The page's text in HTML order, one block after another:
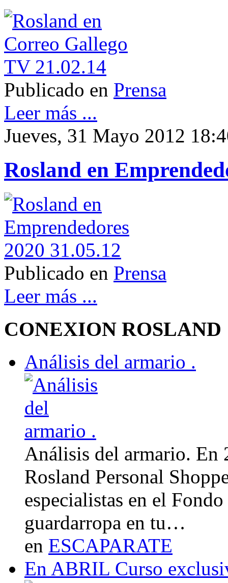
Publicado en Prensa
Leer más ...
Jueves, 31 Mayo 2012
Rosland en
Publicado en Prensa
Leer más ...
CONEXION ROSLAND
Análisis del armario .
Análisis del armario. En
Rosland Personal
especialistas en el
guardarropa en tu…
en ESCAPARATE
En ABRIL Curso